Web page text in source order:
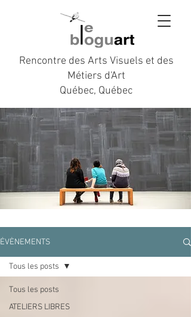
Rencontre des Arts Visuels et des
Métiers d'Art
Québec, Québec
ÉVÈNEMENTS
Tous les posts
ATELIERS LIBRES
Tous les posts